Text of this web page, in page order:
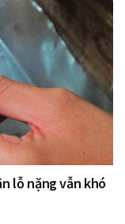
lỗ nặng vẫn khó